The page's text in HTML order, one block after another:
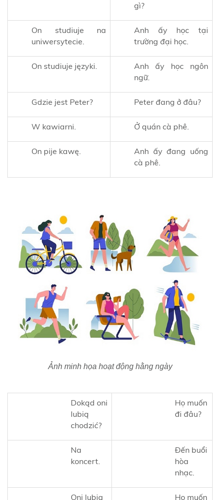
gì?
On studiuje na
uniwersytecie.
Anh ấy học tại
trường đại học.
On studiuje języki.
Anh ấy học ngôn
ngữ.
Gdzie jest Peter? Peter đang ở đâu?
W kawiarni. Ở quán cà phê.
On pije kawę.
Anh ấy đang uống
cà phê.
Ảnh minh họa hoạt động hằng ngày
Dokąd oni
lubią
chodzić?
Họ muốn
đi đâu?
Na
koncert.
Đến buổi
hòa
nhạc.
Oni lubią Họ muốn